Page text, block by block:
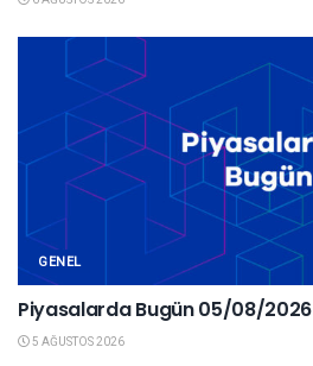
GENEL
Piyasalarda Bugün 05/08/2026
5 AĞUSTOS 2026